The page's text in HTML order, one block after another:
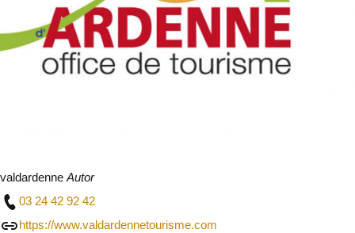
valdardenne Autor
03 24 42 92 42
https://www.valdardennetourisme.com